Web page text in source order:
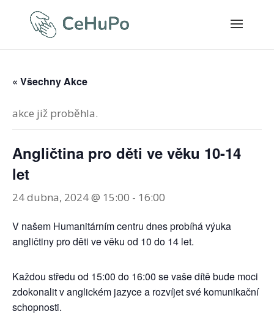
« Všechny Akce
akce již proběhla.
Angličtina pro děti ve věku 10-14
let
24 dubna, 2024 @ 15:00 - 16:00
V našem Humanitárním centru dnes probíhá výuka
angličtiny pro děti ve věku od 10 do 14 let.
Každou středu od 15:00 do 16:00 se vaše dítě bude moci
zdokonalit v anglickém jazyce a rozvíjet své komunikační
schopnosti.